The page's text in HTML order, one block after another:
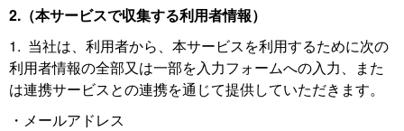
2.（本サービスで収集する利用者情報）
1. 当社は、利用者から、本サービスを利用するために次の
利用者情報の全部又は一部を入力フォームへの入力、また
は連携サービスとの連携を通じて提供していただきます。
・メールアドレス